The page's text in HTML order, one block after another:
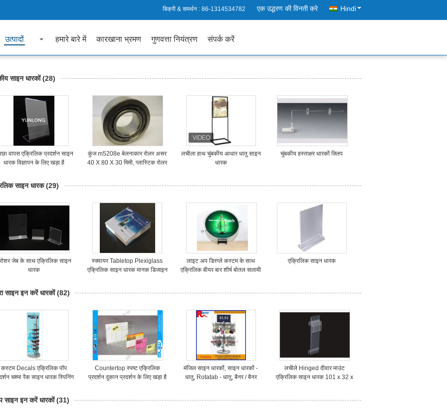
बिक्री & समर्थन : 86-1314534782 एक उद्धरण की विनती करे Hindi
उत्पादों हमारे बारे में कारखाना भ्रमण गुणवत्ता नियंत्रण संपर्क करें
साइन धारकों (28)
वापस एक्रिलिक प्रदर्शन साइन
धारक विज्ञापन के लिए खड़ा है
कुंज m5208e बेलनाकार रोलर असर
40 X 80 X 30 मिमी, प्लास्टिक रोलर
लचीला हाथ चुंबकीय आधार धातु साइन
धारक
चुंबकीय हस्ताक्षर धारकों क्लिप
साइन धारक (29)
जेब के साथ एक्रिलिक साइन
धारक
स्क्वायर Tabletop Plexiglass
एक्रिलिक साइन धारक मानक डिजाइन
लाइट अप डिस्प्ले कस्टम के साथ
एक्रिलिक बीयर बार शीर्ष बोतल सलामी
एक्रिलिक साइन धारक
साइन इन करें धारकों (82)
कस्टम Decals एक्रिलिक पॉप
चश्मा रैक साइन धारक स्पिनिंग
Countertop स्पष्ट एक्रिलिक
प्रदर्शन दुकान प्रदर्शन के लिए खड़ा है
मंजिल साइन धारकों, साइन धारकों -
धातु, Rotatab - धातु, बैनर / बैनर
लचीले Hinged दीवार माउंट
एक्रिलिक साइन धारक 101 x 32 x
साइन इन करें धारकों (31)